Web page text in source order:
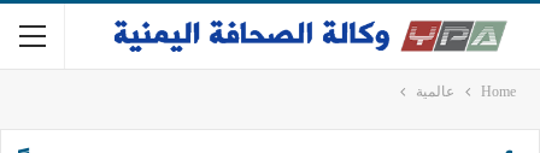
Home عالمية